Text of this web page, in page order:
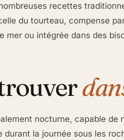
recettes
du tourteau, compense
mer ou intégrée dans des
nocturne, capable de
durant la journée sous les